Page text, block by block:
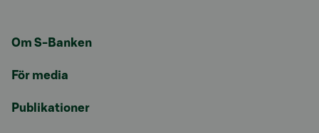
Om S-Banken
För media
Publikationer